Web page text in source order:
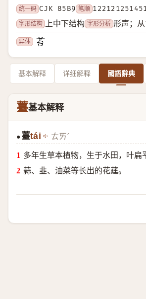
统一码 CJK 85B9 笔顺
字形结构
上中下结构 字形分析 形声；
异体
基本解释 详细解释 國語辭典
薹基本解释
● 薹tái ㄊㄞˊ
多年生草本植物，生于水田，叶扁
蒜、韭、油菜等长出的花莛。